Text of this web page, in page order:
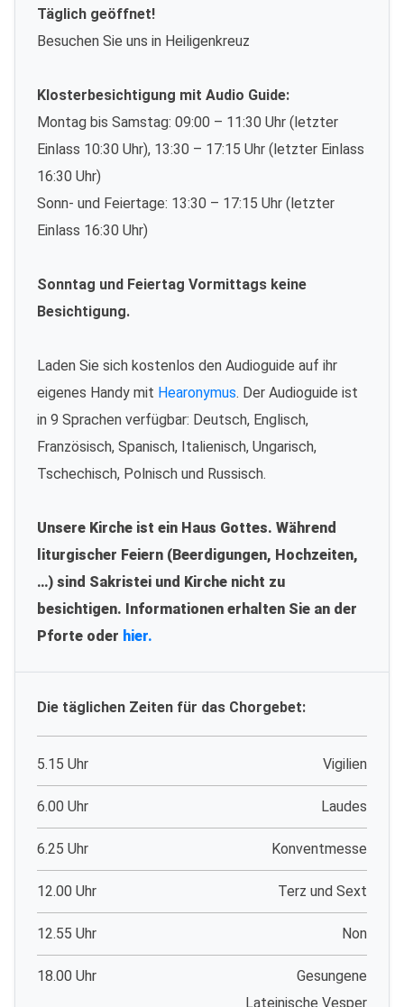
Täglich geöffnet!
Besuchen Sie uns in Heiligenkreuz
Klosterbesichtigung mit Audio Guide:
Montag bis Samstag: 09:00 – 11:30 Uhr (letzter
Einlass 10:30 Uhr), 13:30 – 17:15 Uhr (letzter Einlass
16:30 Uhr)
Sonn- und Feiertage: 13:30 – 17:15 Uhr (letzter
Einlass 16:30 Uhr)
Sonntag und Feiertag Vormittags keine
Besichtigung.
Laden Sie sich kostenlos den Audioguide auf ihr
eigenes Handy mit Hearonymus. Der Audioguide ist
in 9 Sprachen verfügbar: Deutsch, Englisch,
Französisch, Spanisch, Italienisch, Ungarisch,
Tschechisch, Polnisch und Russisch.
Unsere Kirche ist ein Haus Gottes. Während
liturgischer Feiern (Beerdigungen, Hochzeiten,
…) sind Sakristei und Kirche nicht zu
besichtigen. Informationen erhalten Sie an der
Pforte oder hier.
Die täglichen Zeiten für das Chorgebet:
5.15 Uhr Vigilien
6.00 Uhr Laudes
6.25 Uhr Konventmesse
12.00 Uhr Terz und Sext
12.55 Uhr Non
18.00 Uhr
Gesungene
Lateinische Vesper